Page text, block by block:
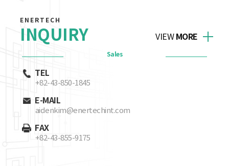
ENERTECH
INQUIRY VIEW MORE
Sales
TEL
+82-43-850-1845
E-MAIL
aidenkim@enertechint.com
FAX
+82-43-855-9175